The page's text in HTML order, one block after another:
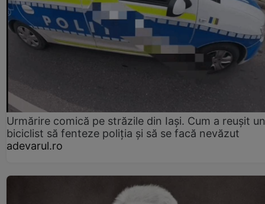
Urmărire comică pe străzile din Iași. Cum a reușit un
biciclist să fenteze poliția și să se facă nevăzut
adevarul.ro